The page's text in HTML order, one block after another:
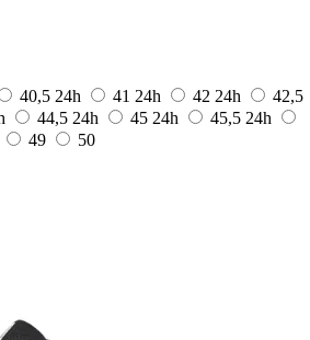
40,5 24h 41 24h 42 24h
42,5
44,5 24h 45 24h 45,5 24h
49
50